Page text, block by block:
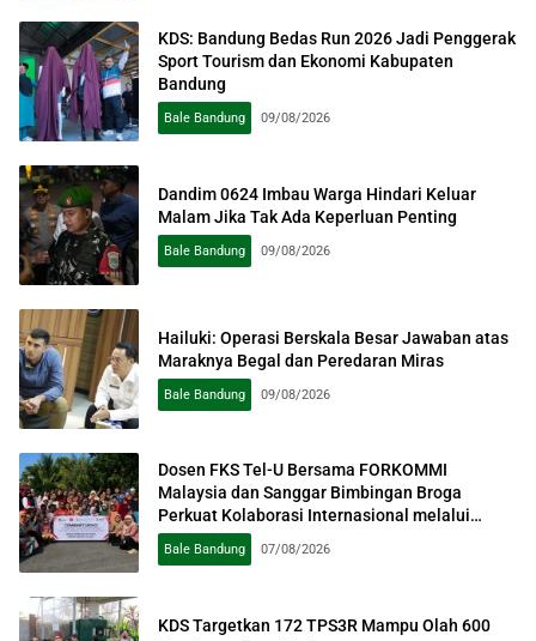
KDS: Bandung Bedas Run 2026 Jadi Penggerak
Sport Tourism dan Ekonomi Kabupaten
Bandung
Bale Bandung 09/08/2026
Dandim 0624 Imbau Warga Hindari Keluar
Malam Jika Tak Ada Keperluan Penting
Bale Bandung 09/08/2026
Hailuki: Operasi Berskala Besar Jawaban atas
Maraknya Begal dan Peredaran Miras
Bale Bandung 09/08/2026
Dosen FKS Tel-U Bersama FORKOMMI
Malaysia dan Sanggar Bimbingan Broga
Perkuat Kolaborasi Internasional melalui
Pengabdian kepada Masyarakat
Bale Bandung 07/08/2026
KDS Targetkan 172 TPS3R Mampu Olah 600